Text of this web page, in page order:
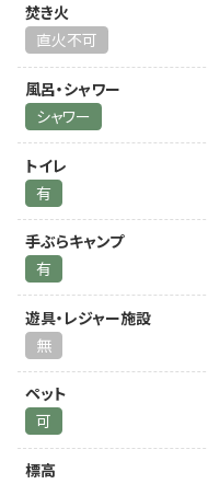
焚き火
直火不可
風呂・シャワー
シャワー
トイレ
有
手ぶらキャンプ
有
遊具・レジャー施設
無
ペット
可
標高